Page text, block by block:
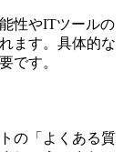
性やITツールの
ます。具体的な
です。
の「よくある質